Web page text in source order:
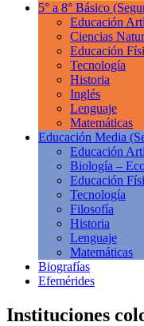
5° a 8° Básico
Educación
Ciencias
Educación
Tecnología
Historia
Inglés
Lenguaje
Matemáticas
Educación Media
Educación
Biología –
Educación
Tecnología
Filosofía
Historia
Lenguaje
Matemáticas
Biografías
Efemérides
Instituciones